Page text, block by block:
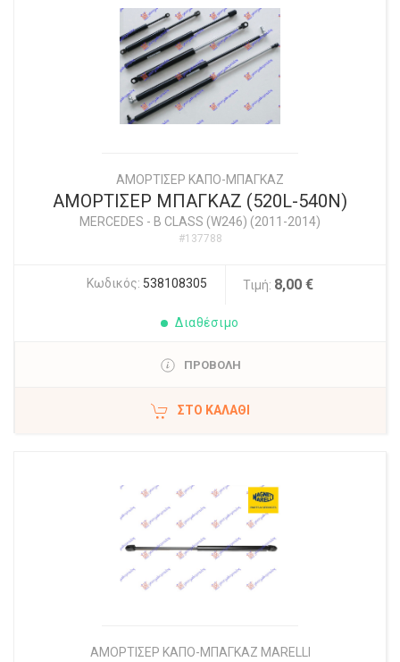
ΑΜΟΡΤΙΣΕΡ ΚΑΠΟ-ΜΠΑΓΚΑΖ
ΑΜΟΡΤΙΣΕΡ ΜΠΑΓΚΑΖ (520L-540N)
MERCEDES - B CLASS (W246) (2011-2014)
#137788
Κωδικός: 538108305 Τιμή: 8,00 €
Διαθέσιμο
ΠΡΟΒΟΛΗ
ΣΤΟ ΚΑΛΆΘΙ
ΑΜΟΡΤΙΣΕΡ ΚΑΠΟ-ΜΠΑΓΚΑΖ MARELLI